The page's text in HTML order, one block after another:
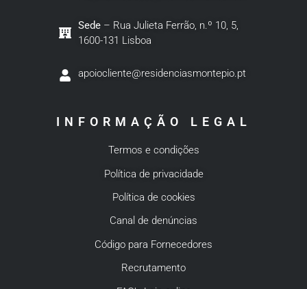
Sede– Rua Julieta Ferrão, n.º 10, 5,
1600-131 Lisboa
apoiocliente@residenciasmontepio.pt
INFORMAÇÃO LEGAL
Termos e condições
Política de privacidade
Política de cookies
Canal de denúncias
Código para Fornecedores
Recrutamento